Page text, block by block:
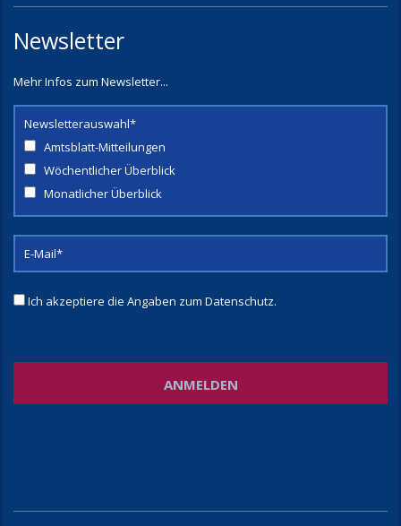
Newsletter
Mehr Infos zum Newsletter...
Newsletterauswahl*
Amtsblatt-Mitteilungen
Wöchentlicher Überblick
Monatlicher Überblick
Ich akzeptiere die Angaben zum Datenschutz.